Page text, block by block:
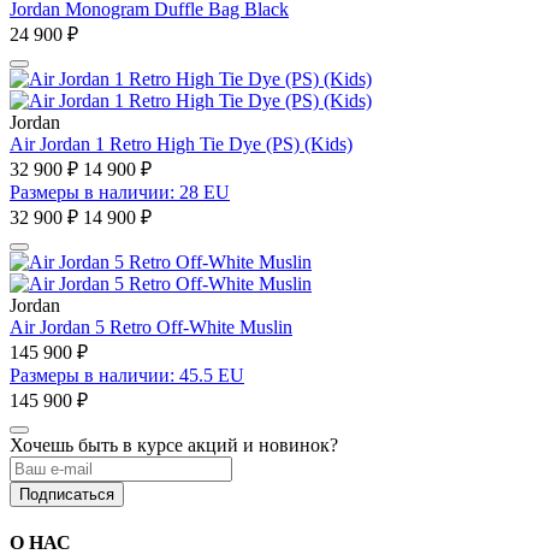
Jordan Monogram Duffle Bag Black
24 900 ₽
Jordan
Air Jordan 1 Retro High Tie Dye (PS) (Kids)
32 900 ₽ 14 900 ₽
Размеры в наличии: 28 EU
32 900 ₽ 14 900 ₽
Jordan
Air Jordan 5 Retro Off-White Muslin
145 900 ₽
Размеры в наличии: 45.5 EU
145 900 ₽
Хочешь быть в курсе акций и новинок?
Подписаться
О НАС